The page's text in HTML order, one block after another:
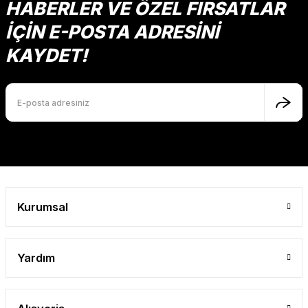
Mutlu Kids
624,00 TL
HABERLER VE ÖZEL FIRSATLAR
İÇİN E-POSTA ADRESİNİ
KAYDET!
Kurumsal
Yardım